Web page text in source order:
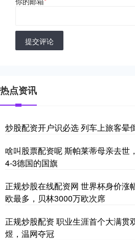
提交评论
热点资讯
炒股配资开户识必选 列车上旅客晕
啥叫股票配资呢 斯帕莱蒂母亲去世
4-3德国的国旗
正规炒股在线配资网 世界杯身价涨
欧最多，贝林3000万欧次席
正规炒股配资 职业生涯首个大满贯
煜，温网夺冠